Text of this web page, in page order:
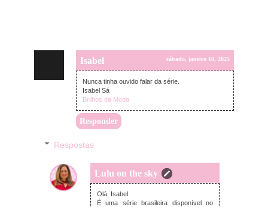
Isabel sábado, janeiro 18, 2025
Nunca tinha ouvido falar da série.
Isabel Sá
Brilhos da Moda
Responder
Respostas
Lulu on the sky
domingo, janeiro 26, 2025
Olá, Isabel.
É uma série brasileira disponível no